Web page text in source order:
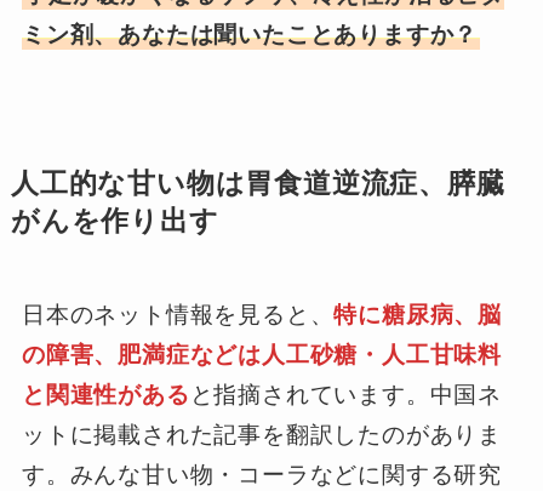
ミン剤、あなたは聞いたことありますか？
人工的な甘い物は胃食道逆流症、膵臓
がんを作り出す
日本のネット情報を見ると、特に糖尿病、脳
の障害、肥満症などは人工砂糖・人工甘味料
と関連性がある と指摘されています。中国ネ
ットに掲載された記事を翻訳したのがありま
す。みんな甘い物・コーラなどに関する研究